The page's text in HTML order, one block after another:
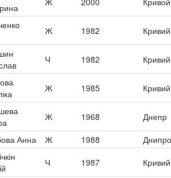
Ж 1982 Кривий
Ч 1982 Кривий
Ж 1985 Кривий
Ж 1968
Днепр
Анна Ж 1988
Днипро
Ч 1987
Кривий